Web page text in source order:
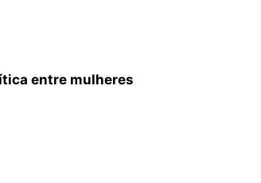
entre mulheres